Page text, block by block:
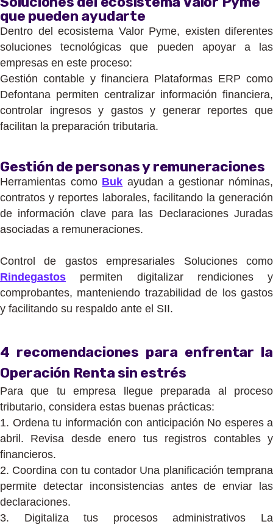
que pueden ayudarte
Dentro del ecosistema Valor Pyme, existen diferentes
soluciones tecnológicas que pueden apoyar a las
empresas en este proceso:
Gestión contable y financiera Plataformas ERP como
Defontana permiten centralizar información financiera,
controlar ingresos y gastos y generar reportes que
facilitan la preparación tributaria.
Gestión de personas y remuneraciones
Herramientas como Buk ayudan a gestionar nóminas,
contratos y reportes laborales, facilitando la generación
de información clave para las Declaraciones Juradas
asociadas a remuneraciones.
Control de gastos empresariales Soluciones como
Rindegastos permiten digitalizar rendiciones y
comprobantes, manteniendo trazabilidad de los gastos
y facilitando su respaldo ante el SII.
4 recomendaciones para enfrentar la
Operación Renta sin estrés
Para que tu empresa llegue preparada al proceso
tributario, considera estas buenas prácticas:
1. Ordena tu información con anticipación No esperes a
abril. Revisa desde enero tus registros contables y
financieros.
2. Coordina con tu contador Una planificación temprana
permite detectar inconsistencias antes de enviar las
declaraciones.
3. Digitaliza tus procesos administrativos La